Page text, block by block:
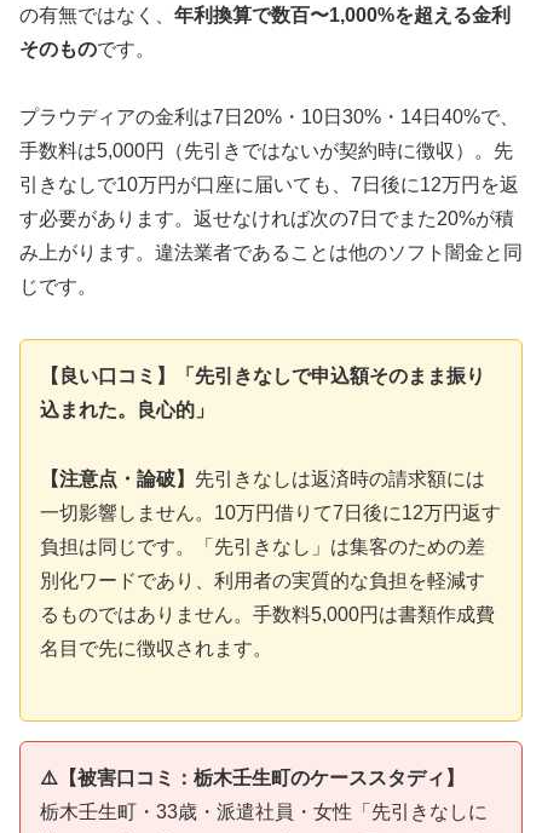
の有無ではなく、 年利換算で数百〜1,000%を超える金利
そのものです。
プラウディアの金利は7日20%・10日30%・14日40%で、
手数料は5,000円（先引きではないが契約時に徴収）。先
引きなしで10万円が口座に届いても、7日後に12万円を返
す必要があります。返せなければ次の7日でまた20%が積
み上がります。違法業者であることは他のソフト闇金と同
じです。
【良い口コミ】「先引きなしで申込額そのまま振り
込まれた。良心的」
【注意点・論破】 先引きなしは返済時の請求額には
一切影響しません。10万円借りて7日後に12万円返す
負担は同じです。「先引きなし」は集客のための差
別化ワードであり、利用者の実質的な負担を軽減す
るものではありません。手数料5,000円は書類作成費
名目で先に徴収されます。
⚠️【被害口コミ：栃木壬生町のケーススタディ】
栃木壬生町・33歳・派遣社員・女性「先引きなしに